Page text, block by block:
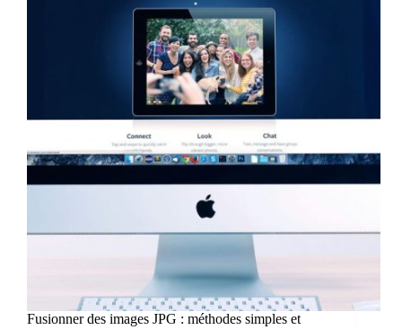
Fusionner des images JPG : méthodes simples et